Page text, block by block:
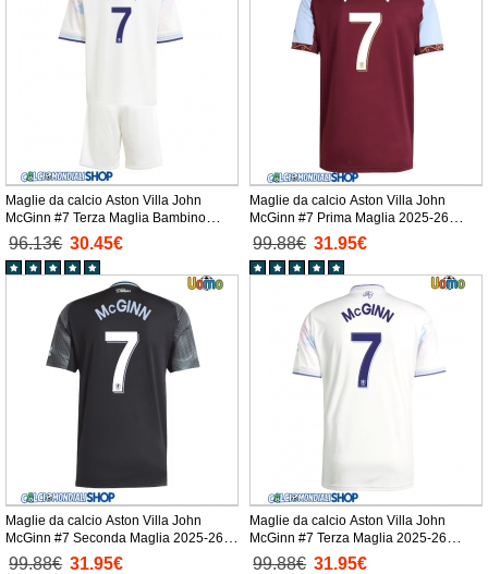
Maglie da calcio Aston Villa John
McGinn #7 Terza Maglia Bambino
2025-26 Manica Corta + Pantaloni
corti)
96.13€ 30.45€
Maglie da calcio Aston Villa John
McGinn #7 Prima Maglia 2025-26
Manica Corta
99.88€ 31.95€
Maglie da calcio Aston Villa John
McGinn #7 Seconda Maglia 2025-26
Manica Corta
99.88€ 31.95€
Maglie da calcio Aston Villa John
McGinn #7 Terza Maglia 2025-26
Manica Corta
99.88€ 31.95€